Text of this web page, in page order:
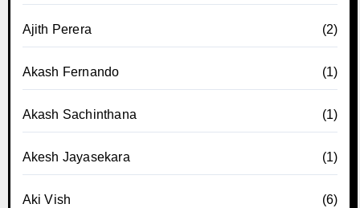
Ajith Perera (2)
Akash Fernando (1)
Akash Sachinthana (1)
Akesh Jayasekara (1)
Aki Vish (6)